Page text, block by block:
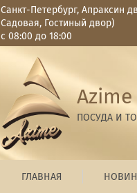
Санкт-Петербург, Апраксин
Садовая, Гостиный двор)
с 08:00 до 18:00
Azime
ПОСУДА И
ГЛАВНАЯ